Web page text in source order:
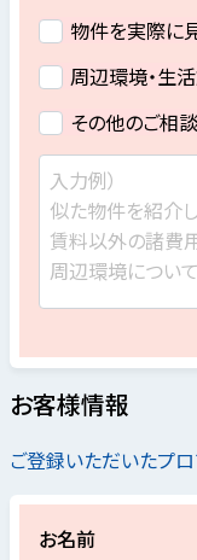
物件を実際に
周辺環境・生
その他のご相
お客様情報
ご登録いただいたプ
お名前